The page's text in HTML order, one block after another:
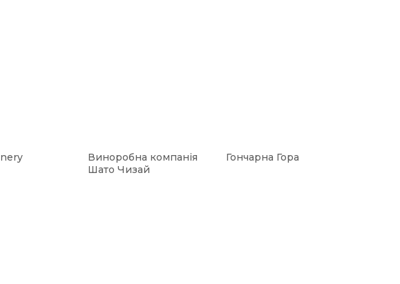
Виноробна компанія
Шато Чизай
Гончарна Гора